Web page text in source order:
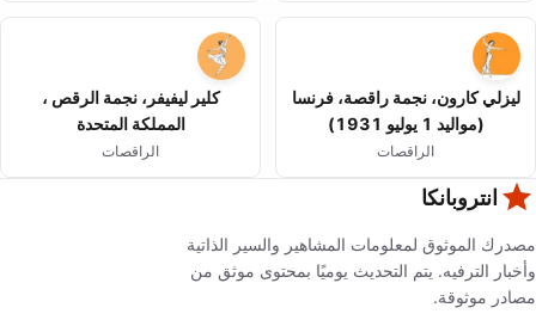
ليزلي كارون، نجمة راقصة، فرنسا
(مواليد 1 يوليو 1931)
الراقصات
كلير ليفيفر، نجمة الرقص ،
المملكة المتحدة
الراقصات
انتروبانكا
مصدرك الموثوق لمعلومات المشاهير والسير الذاتية
وأخبار الترفيه. يتم التحديث يوميًا بمحتوى موثق من
مصادر موثوقة.